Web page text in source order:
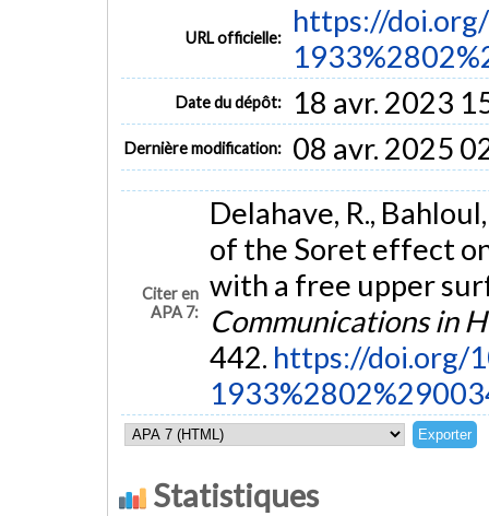
URL officielle:
https://
Date du dépôt: 18 avr. 2023
Dernière modification: 08 avr. 2025
Citer en
APA 7:
Delahave, R.,
of the Soret effect
with a free upper
Communications in
442. https://doi.org/
Statistiques